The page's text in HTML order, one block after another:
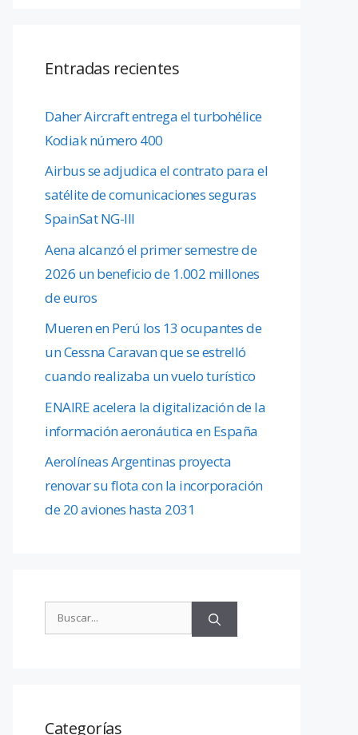
Entradas recientes
Daher Aircraft entrega el turbohélice
Kodiak número 400
Airbus se adjudica el contrato para el
satélite de comunicaciones seguras
SpainSat NG-III
Aena alcanzó el primer semestre de
2026 un beneficio de 1.002 millones
de euros
Mueren en Perú los 13 ocupantes de
un Cessna Caravan que se estrelló
cuando realizaba un vuelo turístico
ENAIRE acelera la digitalización de la
información aeronáutica en España
Aerolíneas Argentinas proyecta
renovar su flota con la incorporación
de 20 aviones hasta 2031
Categorías